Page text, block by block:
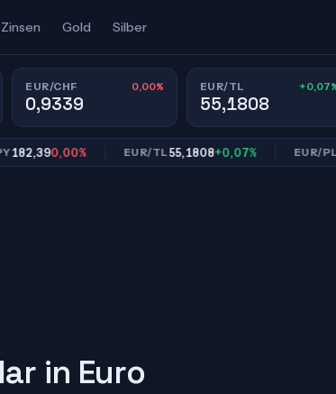
Zinsen Gold Silber
EUR/CHF 0,00%
0,9339
EUR/TL
55,1808
0,00% EUR/TL55,1808+0,07% EUR/PLN
in Euro